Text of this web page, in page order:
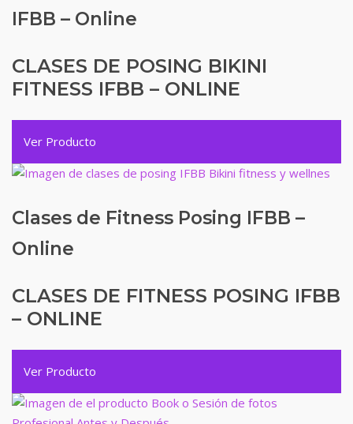
IFBB – Online
CLASES DE POSING BIKINI
FITNESS IFBB – ONLINE
Ver Producto
Clases de Fitness Posing IFBB –
Online
CLASES DE FITNESS POSING IFBB
– ONLINE
Ver Producto